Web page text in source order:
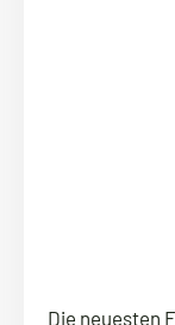
Die neuesten